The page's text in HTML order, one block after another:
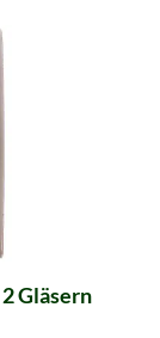
Gläsern